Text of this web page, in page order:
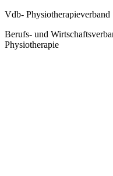
Vdb- Physiotherapieverband
Berufs- und
Physiotherapie